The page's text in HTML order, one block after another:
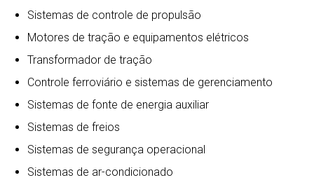
Sistemas de controle de propulsão
Motores de tração e equipamentos elétricos
Transformador de tração
Controle ferroviário e sistemas de gerenciamento
Sistemas de fonte de energia auxiliar
Sistemas de freios
Sistemas de segurança operacional
Sistemas de ar-condicionado